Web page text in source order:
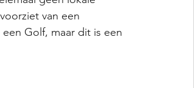
van een
Golf, maar dit is een